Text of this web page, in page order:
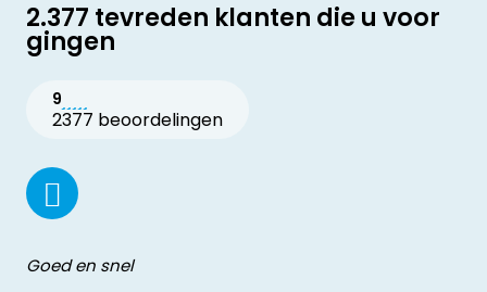
2.377 tevreden klanten die u voor
gingen
9
2377 beoordelingen
Goed en snel